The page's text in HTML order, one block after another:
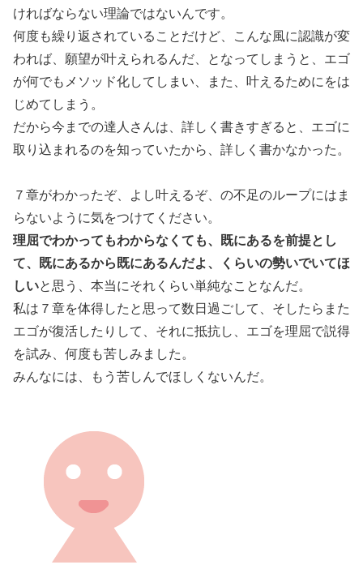
ければならない理論ではないんです。
何度も繰り返されていることだけど、こんな風に認識が変
われば、願望が叶えられるんだ、となってしまうと、エゴ
が何でもメソッド化してしまい、また、叶えるためにをは
じめてしまう。
だから今までの達人さんは、詳しく書きすぎると、エゴに
取り込まれるのを知っていたから、詳しく書かなかった。
７章がわかったぞ、よし叶えるぞ、の不足のループにはま
らないように気をつけてください。
理屈でわかってもわからなくても、既にあるを前提とし
て、既にあるから既にあるんだよ、くらいの勢いでいてほ
しいと思う、本当にそれくらい単純なことなんだ。
私は７章を体得したと思って数日過ごして、そしたらまた
エゴが復活したりして、それに抵抗し、エゴを理屈で説得
を試み、何度も苦しみました。
みんなには、もう苦しんでほしくないんだ。